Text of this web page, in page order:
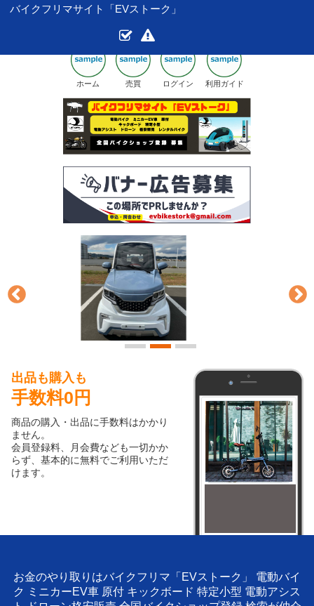
バイクフリマサイト「EVストーク」
ホーム 売買 ログイン 利用ガイド
出品も購入も
手数料0円
商品の購入・出品に手数料はかかり
ません。
会員登録料、月会費なども一切かか
らず、基本的に無料でご利用いただ
けます。
お金のやり取りはバイクフリマ「EVストーク」 電動バイ
ク ミニカーEV車 原付 キックボード 特定小型 電動アシス